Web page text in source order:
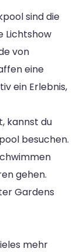
sind die
Lichtshow
von
eine
ein Erlebnis,
kannst du
besuchen.
gehen.
Gardens
mehr